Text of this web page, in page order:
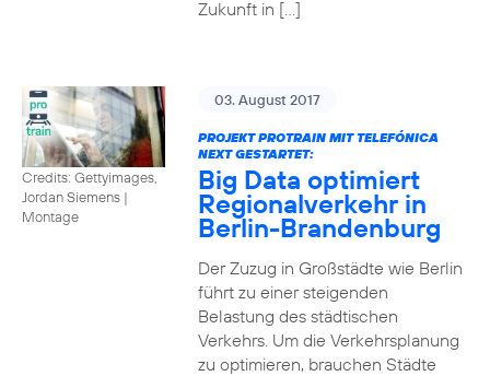
Zukunft in […]
Credits: Gettyimages,
Jordan Siemens |
Montage
03. August 2017
PROJEKT PROTRAIN MIT TELEFÓNICA
NEXT GESTARTET:
Big Data optimiert
Regionalverkehr in
Berlin-Brandenburg
Der Zuzug in Großstädte wie Berlin
führt zu einer steigenden
Belastung des städtischen
Verkehrs. Um die Verkehrsplanung
zu optimieren, brauchen Städte